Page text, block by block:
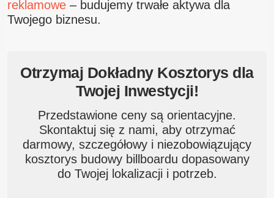
reklamowe – budujemy trwałe aktywa dla
Twojego biznesu.
Otrzymaj Dokładny Kosztorys dla
Twojej Inwestycji!
Przedstawione ceny są orientacyjne.
Skontaktuj się z nami, aby otrzymać
darmowy, szczegółowy i niezobowiązujący
kosztorys budowy billboardu dopasowany
do Twojej lokalizacji i potrzeb.